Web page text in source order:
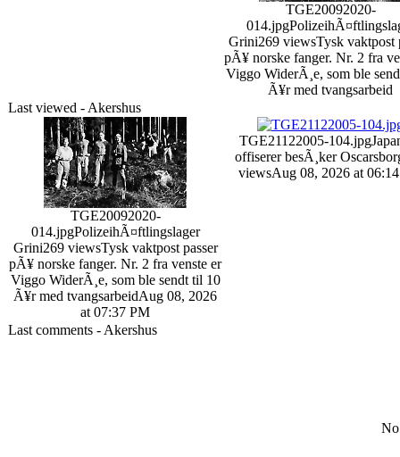
TGE20092020-
014.jpg
Grini269 viewsTysk vaktpost
pÃ¥ norske fanger. Nr. 2 fra
Viggo WiderÃ¸e, som ble
Ã¥r med tvangsarbeid
Last viewed - Akershus
TGE20092020-
014.jpgPolizeihÃ¤ftlingslager
Grini269 viewsTysk vaktpost passer
pÃ¥ norske fanger. Nr. 2 fra venste er
Viggo WiderÃ¸e, som ble sendt til 10
Ã¥r med tvangsarbeidAug 08, 2026
at 07:37 PM
TGE21122005-104.jpg
offiserer besÃ¸ker
viewsAug 08, 2026 at
Last comments - Akershus